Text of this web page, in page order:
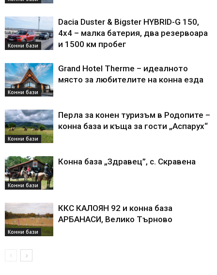
Конни бази
Dacia Duster & Bigster HYBRID-G 150,
4х4 – малка батерия, два резервоара
и 1500 км пробег
Конни бази
Grand Hotel Therme – идеалното
място за любителите на конна езда
Конни бази
Перла за конен туризъм в Родопите –
конна база и къща за гости „Аспарух“
Конни бази
Конна база „Здравец”, с. Скравена
Конни бази
ККС КАЛОЯН 92 и конна база
АРБАНАСИ, Велико Търново